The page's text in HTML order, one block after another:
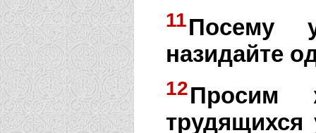
11Посему
назидайте
12Просим
трудящихся